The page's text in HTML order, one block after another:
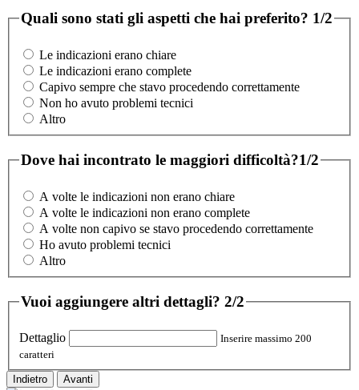
Quali sono stati gli aspetti che hai preferito? 1/2
Le indicazioni erano chiare
Le indicazioni erano complete
Capivo sempre che stavo procedendo correttamente
Non ho avuto problemi tecnici
Altro
Dove hai incontrato le maggiori difficoltà?1/2
A volte le indicazioni non erano chiare
A volte le indicazioni non erano complete
A volte non capivo se stavo procedendo correttamente
Ho avuto problemi tecnici
Altro
Vuoi aggiungere altri dettagli? 2/2
Dettaglio
Inserire massimo 200
caratteri
Indietro Avanti